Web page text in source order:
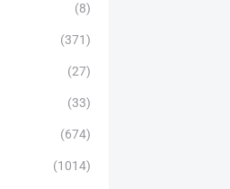
(8)
(371)
(27)
(33)
(674)
(1014)